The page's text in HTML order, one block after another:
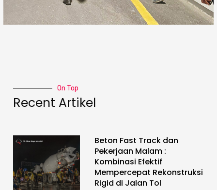
On Top
Recent Artikel
Beton Fast Track dan
Pekerjaan Malam :
Kombinasi Efektif
Mempercepat Rekonstruksi
Rigid di Jalan Tol